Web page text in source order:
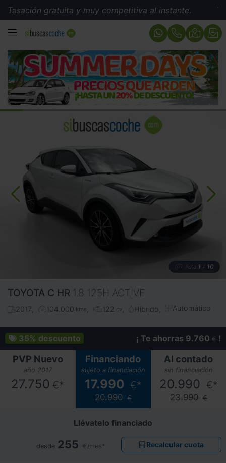
gratuita y muy competitiva al instante.
MENÚ
Foto 1 / 10
TOYOTA C HR 1.8 125H ACTIVE
2017 104.000 kms 122 cv Híbrido Automático
35% descuento ¡ Te ahorras 9.760 € !
PVP Nuevo
año 2017
27.750 €*
Financiando
sujeto a financiación
17.990 €*
20.990 €
Al contado
sin financiación
20.990 €*
23.990 €
Llévatelo financiado
desde 255 €/mes* Recalcular cuota